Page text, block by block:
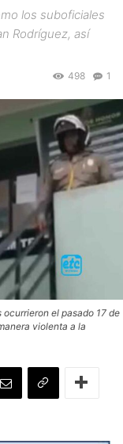
los suboficiales
Rodríguez, así
1
498
el pasado 17 de
violenta a la